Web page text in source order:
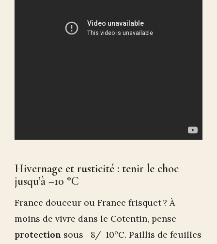
Hivernage et rusticité : tenir le choc
jusqu’à –10 °C
France douceur ou France frisquet ? À
moins de vivre dans le Cotentin, pense
protection sous –8/–10°C. Paillis de feuilles